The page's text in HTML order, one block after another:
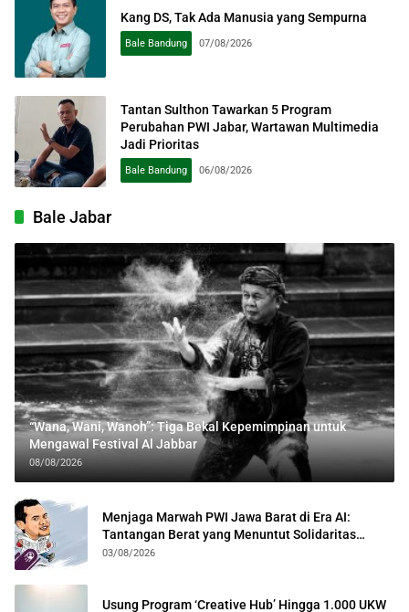
Kang DS, Tak Ada Manusia yang Sempurna
Bale Bandung 07/08/2026
Tantan Sulthon Tawarkan 5 Program
Perubahan PWI Jabar, Wartawan Multimedia
Jadi Prioritas
Bale Bandung 06/08/2026
Bale Jabar
“Wana, Wani, Wanoh”: Tiga Bekal Kepemimpinan untuk
Mengawal Festival Al Jabbar
08/08/2026
Menjaga Marwah PWI Jawa Barat di Era AI:
Tantangan Berat yang Menuntut Solidaritas
Lintas Generasi
03/08/2026
Usung Program ‘Creative Hub’ Hingga 1.000 UKW